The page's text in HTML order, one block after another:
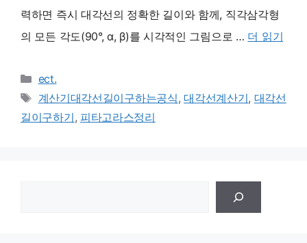
력하면 즉시 대각선의 정확한 길이와 함께, 직각삼각형
의 모든 각도(90°, α, β)를 시각적인 그림으로 … 더 읽기
카
테
고
리
ect.
태
그
계산기대각선길이구하는공식,대각선계산기, 대각선
길이구하기, 피타고라스정리